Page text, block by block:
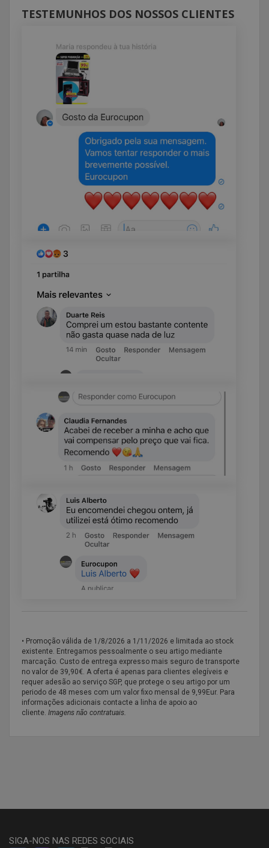
TESTEMUNHOS DOS NOSSOS CLIENTES
• Promoção válida de 1/8/2026 a 1/11/2026 e limitada ao stock
existente. Entregamos pessoalmente o seu artigo mediante
marcação. Custo de entrega expresso mais seguro de transporte
no valor de 39,90€. A oferta é apenas para clientes elegíveis e
requer adesão ao serviço SGP, que protege o seu artigo por um
periodo de 48 meses com um valor fixo mensal de 9,99Eur. Para
informações adicionais contacte a linha de apoio ao
cliente. Imagens não contratuais.
SIGA-NOS NAS REDES SOCIAIS